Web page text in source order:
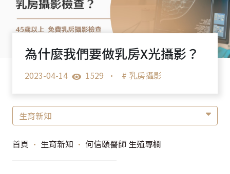
為什麼我們要做乳房X光攝影？
2023-04-14 1529 • # 乳房攝影
生育新知
首頁 • 生育新知 • 何信頤醫師 生殖專欄